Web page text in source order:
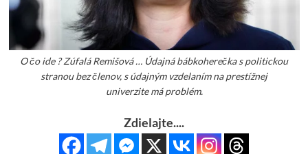
O čo ide ? Zúfalá Remišová … Údajná bábkoherečka s politickou
stranou bez členov, s údajným vzdelaním na prestížnej
univerzite má problém.
Zdielajte....